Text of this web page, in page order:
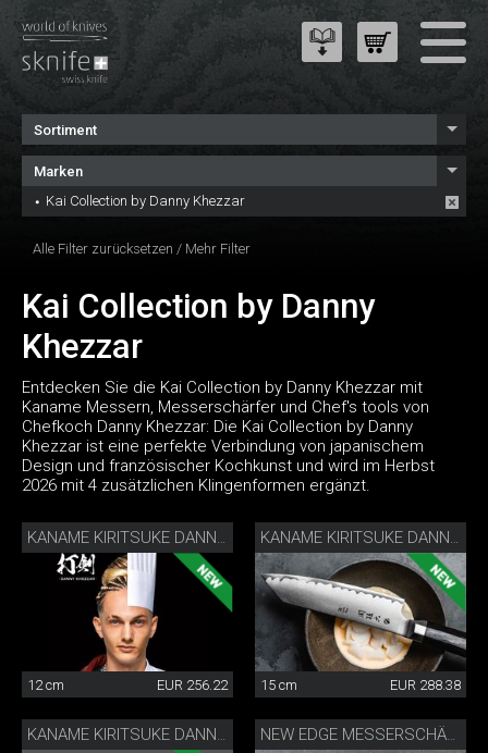
Sortiment
Marken
Kai Collection by Danny Khezzar
Alle Filter zurücksetzen / Mehr Filter
Kai Collection by Danny
Khezzar
Entdecken Sie die Kai Collection by Danny Khezzar mit
Kaname Messern, Messerschärfer und Chef's tools von
Chefkoch Danny Khezzar: Die Kai Collection by Danny
Khezzar ist eine perfekte Verbindung von japanischem
Design und französischer Kochkunst und wird im Herbst
2026 mit 4 zusätzlichen Klingenformen ergänzt.
KANAME KIRITSUKE DANNY KHEZZAR 12 CM
12 cm EUR 256.22
KANAME KIRITSUKE DANNY KHEZZAR 15 CM
15 cm EUR 288.38